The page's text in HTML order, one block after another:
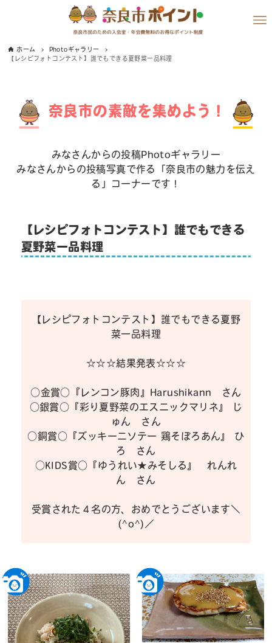
ホーム
Photoギャラリー
【レシピフォトコンテスト】誰でもできる夏野菜一品料理
奈良市の素敵を集めよう！
みなさんからの投稿Photoギャラリー
みなさんからの投稿写真で作る「奈良市の魅力を伝え
る」コーナーです！
【レシピフォトコンテスト】誰でもできる
夏野菜一品料理
【レシピフォトコンテスト】誰でもできる夏野
菜一品料理
☆☆☆結果発表☆☆☆
○金賞○『レンコン豚肉』Harushikann さん
○銀賞○『彩り夏野菜のエスニックマリネ』 じ
ゅん さん
○銅賞○『ズッキーニソテー 鶏そぼろあん』 ひ
ろ さん
○KIDS賞○『ゆうれい★みそしる』 れんれ
ん さん
受賞された４名の方、おめでとうございます＼
(^o^)／